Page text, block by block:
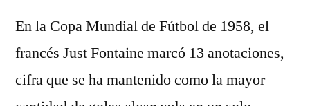
En la Copa Mundial de Fútbol de 1958, el
francés Just Fontaine marcó 13 anotaciones,
cifra que se ha mantenido como la mayor